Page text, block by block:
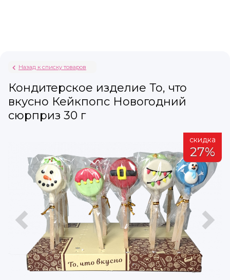
Назад к списку товаров
Кондитерское изделие То, что
вкусно Кейкпопс Новогодний
сюрприз 30 г
скидка
27%